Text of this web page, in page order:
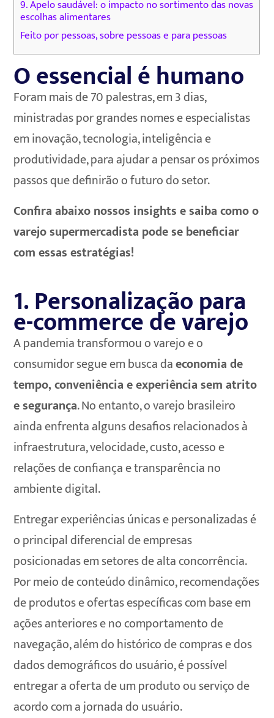
9. Apelo saudável: o impacto no sortimento das novas
escolhas alimentares
Feito por pessoas, sobre pessoas e para pessoas
O essencial é humano
Foram mais de 70 palestras, em 3 dias,
ministradas por grandes nomes e especialistas
em inovação, tecnologia, inteligência e
produtividade, para ajudar a pensar os próximos
passos que definirão o futuro do setor.
Confira abaixo nossos insights e saiba como o
varejo supermercadista pode se beneficiar
com essas estratégias!
1. Personalização para
e-commerce de varejo
A pandemia transformou o varejo e o
consumidor segue em busca daeconomia de
tempo, conveniência e experiência sem atrito
e segurança. No entanto, o varejo brasileiro
ainda enfrenta alguns desafios relacionados à
infraestrutura, velocidade, custo, acesso e
relações de confiança e transparência no
ambiente digital.
Entregar experiências únicas e personalizadas é
o principal diferencial de empresas
posicionadas em setores de alta concorrência.
Por meio de conteúdo dinâmico, recomendações
de produtos e ofertas específicas com base em
ações anteriores e no comportamento de
navegação, além do histórico de compras e dos
dados demográficos do usuário, é possível
entregar a oferta de um produto ou serviço de
acordo com a jornada do usuário.